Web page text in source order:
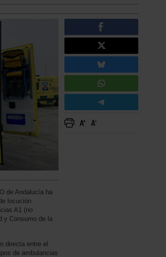
de Andalucía ha
locución
A1 (no
y Consumo de la
directa entre el
de ambulancias